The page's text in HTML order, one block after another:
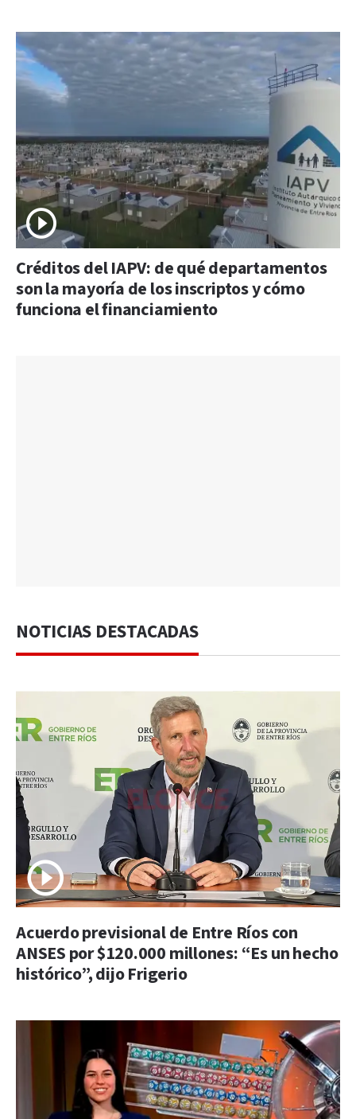
Créditos del IAPV: de qué departamentos
son la mayoría de los inscriptos y cómo
funciona el financiamiento
NOTICIAS DESTACADAS
Acuerdo previsional de Entre Ríos con
ANSES por $120.000 millones: “Es un hecho
histórico”, dijo Frigerio